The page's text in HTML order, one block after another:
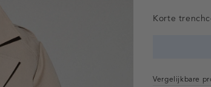
Korte
Vergelijkbare